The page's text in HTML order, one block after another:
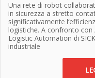
Una rete di robot
in sicurezza a stretto
significativamente
logistiche. A confronto con
Logistic Automation di
industriale